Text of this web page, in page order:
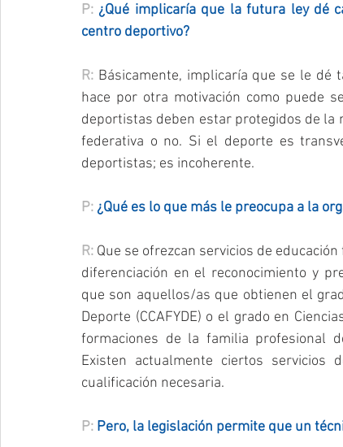
P: ¿Qué implicaría que la futura ley dé
centro deportivo?
R: Básicamente, implicaría que se le dé
hace por otra motivación como puede
deportistas deben estar protegidos de la
federativa o no. Si el deporte es
deportistas; es incoherente.
P: ¿Qué es lo que más le preocupa a la
R: Que se ofrezcan servicios de
diferenciación en el reconocimiento y
que son aquellos/as que obtienen el
Deporte (CCAFYDE) o el grado en
formaciones de la familia profesional
Existen actualmente ciertos
cualificación necesaria.
P: Pero, la legislación permite que un